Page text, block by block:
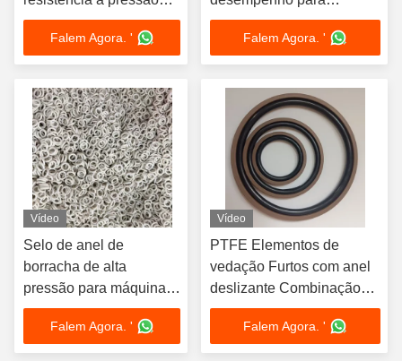
para a faixa de
temperatura -40°C a
120°C em ambientes
industriais
Falem Agora. '
condições severas
Falem Agora. '
Vídeo
Selo de anel de
borracha de alta
pressão para máquinas
e equipamentos
pesados em ambientes
industriais
Falem Agora. '
Vídeo
PTFE Elementos de
vedação Furtos com anel
deslizante Combinação
Anel de vedação Glee
Anel Borracha O Anel
Selo NBR
Falem Agora. '